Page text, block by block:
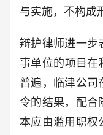
与实施，不构成
辩护律师进一步
事单位的项目在
普遍，临津公司
令的结果，配合
本应由滥用职权